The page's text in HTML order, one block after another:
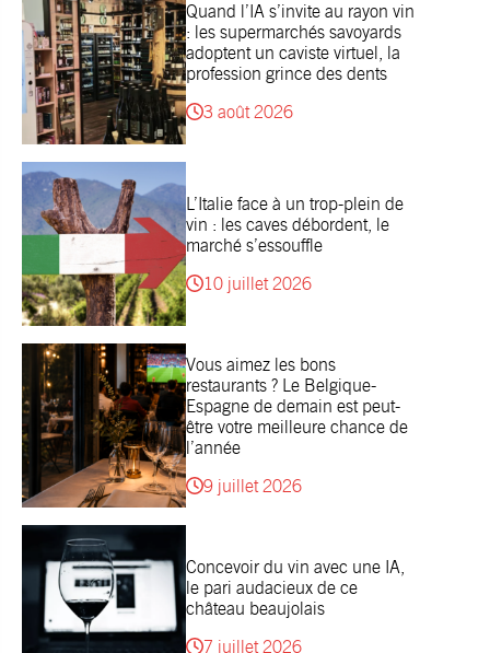
Quand l’IA s’invite au rayon vin
: les supermarchés savoyards
adoptent un caviste virtuel, la
profession grince des dents
3 août 2026
L’Italie face à un trop-plein de
vin : les caves débordent, le
marché s’essouffle
10 juillet 2026
Vous aimez les bons
restaurants ? Le Belgique-
Espagne de demain est peut-
être votre meilleure chance de
l’année
9 juillet 2026
Concevoir du vin avec une IA,
le pari audacieux de ce
château beaujolais
7 juillet 2026